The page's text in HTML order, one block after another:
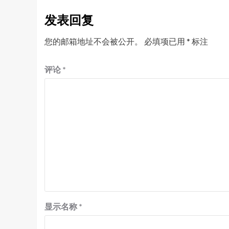
发表回复
您的邮箱地址不会被公开。 必填项已用 * 标注
评论 *
显示名称 *